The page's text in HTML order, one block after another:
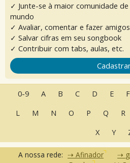
✓ Junte-se à maior comunidade
mundo
✓ Avaliar, comentar e fazer amigos
✓ Salvar cifras em seu songbook
✓ Contribuir com tabs, aulas, etc.
0-9 A B C D E F
L
M N O P Q R
X
Y
A nossa rede: Afinador